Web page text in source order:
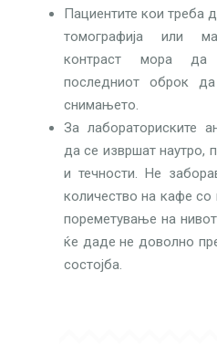
Пациентите кои треба
томографија или
контраст мора
последниот оброк
снимањето.
За лабораториските
да се извршат наутро,
и течности. Не
количество на кафе
пореметување на
ќе даде не доволно
состојба.